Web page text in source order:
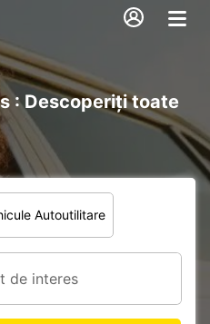
: Descoperiți toate
Autoutilitare